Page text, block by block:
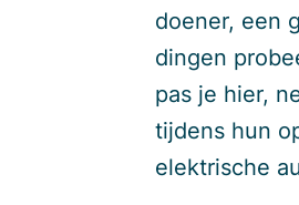
doener, een
dingen
pas je hier,
tijdens hun
elektrische